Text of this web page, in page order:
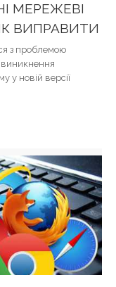
МЕРЕЖЕВІ
ВИПРАВИТИ
з проблемою
виникнення
у новій версії